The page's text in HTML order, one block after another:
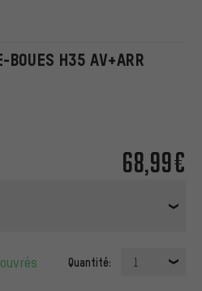
BOUES H35 AV+ARR
68,99€
Quantité: 1